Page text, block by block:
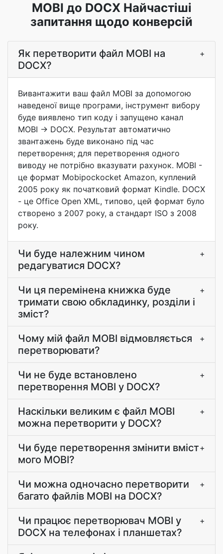
MOBI до DOCX Найчастіші
запитання щодо конверсій
Як перетворити файл MOBI на
DOCX?
+
Вивантажити ваш файл MOBI за допомогою
наведеної вище програми, інструмент вибору
буде виявлено тип коду і запущено канал
MOBI → DOCX. Результат автоматично
звантажень буде виконано під час
перетворення; для перетворення одного
виводу не потрібно вказувати рахунок. MOBI -
це формат Mobipockocket Amazon, куплений
2005 року як початковий формат Kindle. DOCX
- це Office Open XML, типово, цей формат було
створено з 2007 року, а стандарт ISO з 2008
року.
Чи буде належним чином
редагуватися DOCX?
+
Чи ця перемінена книжка буде
тримати свою обкладинку, розділи і
зміст?
+
Чому мій файл MOBI відмовляється
перетворювати?
+
Чи не буде встановлено
перетворення MOBI у DOCX?
+
Наскільки великим є файл MOBI
можна перетворити у DOCX?
+
Чи буде перетворення змінити вміст
мого MOBI?
+
Чи можна одночасно перетворити
багато файлів MOBI на DOCX?
+
Чи працює перетворювач MOBI у
DOCX на телефонах і планшетах?
+